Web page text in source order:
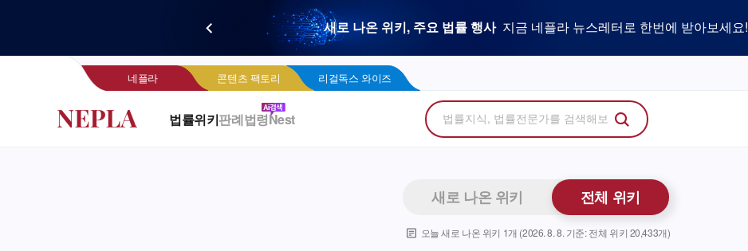
우리 로펌 홈페이지,
콘텐츠 팩토리에서 기고문 1개로 매일 연성하세요.
새로 나온 위키, 주요 법률 행사 지금 네플라 뉴스레터로 한번에 받아보세요!
LegalDocs
Wise 리걸독스 와이즈프로 사전등록 신청하기
네플라 광고 문의 법률 소비자에게 지금 당신의 브랜드를 보여주세요!
네플라 콘텐츠 팩토리 리걸독스 와이즈
법률위키판례법령Nest
새로 나온 위키 전체 위키
오늘 새로 나온 위키 1개 (2026. 8. 8. 기준: 전체 위키 20,433개)